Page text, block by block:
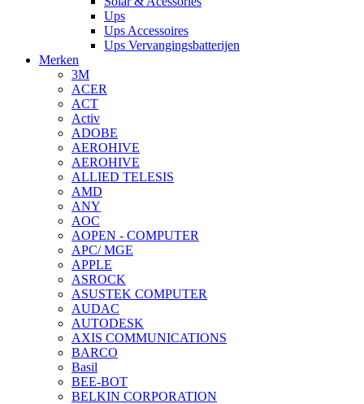
Ups
Ups Accessoires
Ups Vervangingsbatterijen
Merken
3M
ACER
ACT
Activ
ADOBE
AEROHIVE
AEROHIVE
ALLIED TELESIS
AMD
ANY
AOC
AOPEN - COMPUTER
APC/ MGE
APPLE
ASROCK
ASUSTEK COMPUTER
AUDAC
AUTODESK
AXIS COMMUNICATIONS
BARCO
Basil
BEE-BOT
BELKIN CORPORATION